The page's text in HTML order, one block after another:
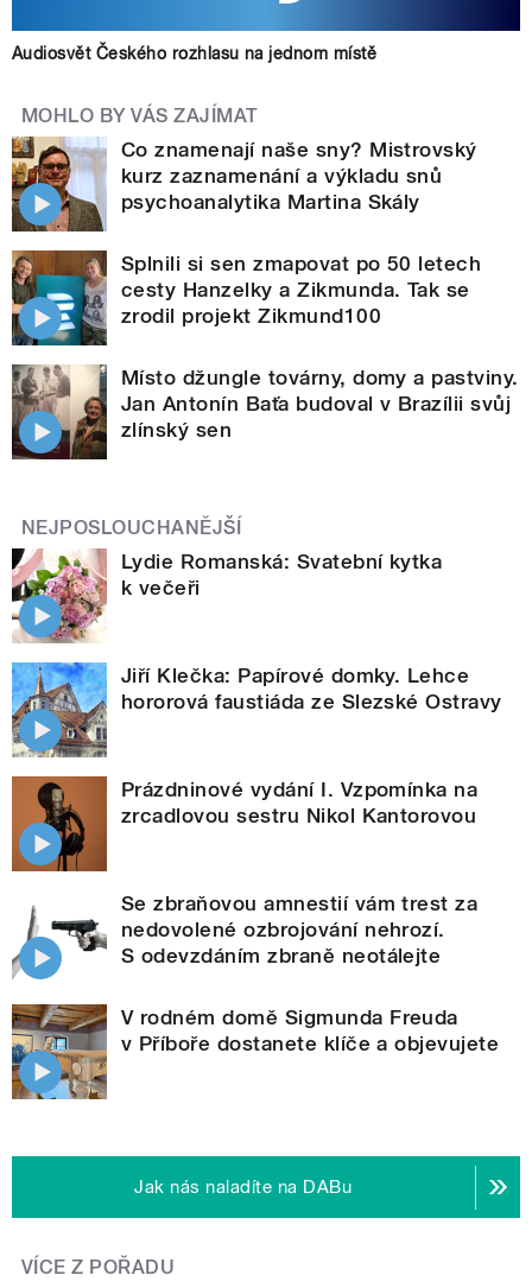
Audiosvět Českého rozhlasu na jednom místě
MOHLO BY VÁS ZAJÍMAT
Co znamenají naše sny? Mistrovský
kurz zaznamenání a výkladu snů
psychoanalytika Martina Skály
Splnili si sen zmapovat po 50 letech
cesty Hanzelky a Zikmunda. Tak se
zrodil projekt Zikmund100
Místo džungle továrny, domy a pastviny.
Jan Antonín Baťa budoval v Brazílii svůj
zlínský sen
NEJPOSLOUCHANĚJŠÍ
Lydie Romanská: Svatební kytka
k večeři
Jiří Klečka: Papírové domky. Lehce
hororová faustiáda ze Slezské Ostravy
Prázdninové vydání I. Vzpomínka na
zrcadlovou sestru Nikol Kantorovou
Se zbraňovou amnestií vám trest za
nedovolené ozbrojování nehrozí.
S odevzdáním zbraně neotálejte
V rodném domě Sigmunda Freuda
v Příboře dostanete klíče a objevujete
Jak nás naladíte na DABu
VÍCE Z POŘADU